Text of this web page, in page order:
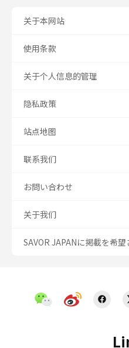
关于本网站
使用条款
关于个人信息的管理
隐私政策
站点地图
联系我们
お問い合わせ
关于我们
SAVOR JAPANに掲載を希